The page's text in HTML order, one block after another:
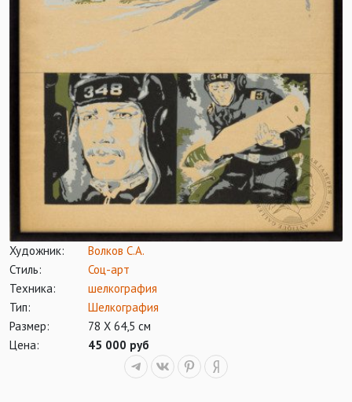
Художник:
Волков С.А.
Стиль:
Соц-арт
Техника:
шелкография
Тип:
Шелкография
Размер:
78 Х 64,5 см
Цена:
45 000 руб